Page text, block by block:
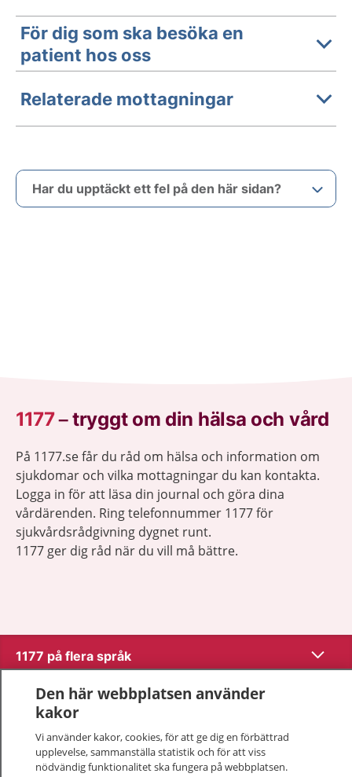
För dig som ska besöka en
patient hos oss
Relaterade mottagningar
Har du upptäckt ett fel på den här sidan?
1177–tryggt om din hälsa och vård
På 1177.se får du råd om hälsa och information om
sjukdomar och vilka mottagningar du kan kontakta.
Logga in för att läsa din journal och göra dina
vårdärenden. Ring telefonnummer 1177 för
sjukvårdsrådgivning dygnet runt.
1177 ger dig råd när du vill må bättre.
1177 på flera språk Visa
Om 1177
Kontakt
Den här webbplatsen använder
kakor
Vi använder kakor, cookies, för att ge dig en förbättrad
upplevelse, sammanställa statistik och för att viss
nödvändig funktionalitet ska fungera på webbplatsen.